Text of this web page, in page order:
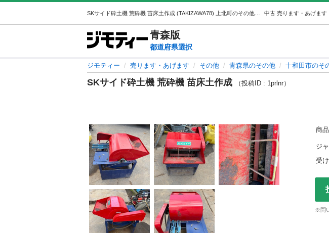
中古 売ります・あげます
青森版
都道府県選択
ジモティー 売ります・あげます その他 青森県のその他 十和田市のそ
SKサイド砕土機 荒砕機 苗床土作成 （投稿ID : 1prlnr）
商
ジ
受
※問